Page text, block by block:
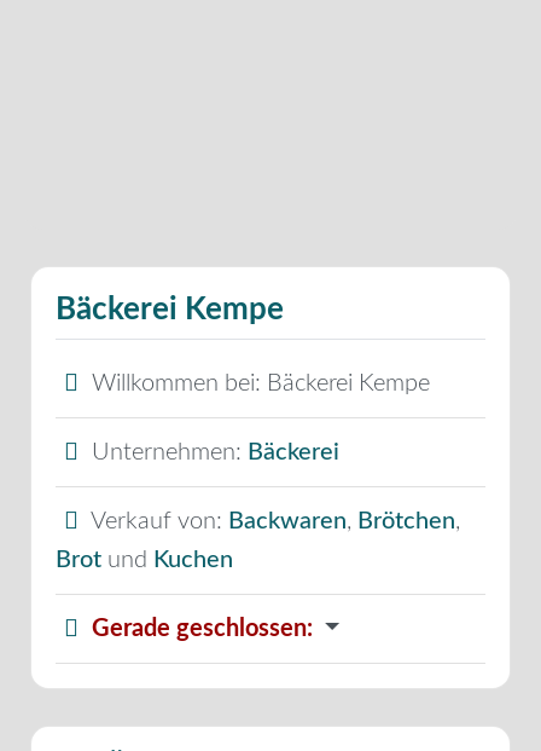
Bäckerei Kempe
Willkommen bei: Bäckerei Kempe
Unternehmen: Bäckerei
Verkauf von: Backwaren, Brötchen,
Brot und Kuchen
Gerade geschlossen: